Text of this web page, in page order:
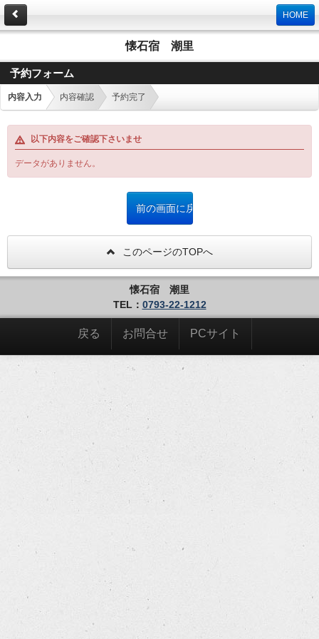
HOME
懐石宿 潮里
予約フォーム
内容入力 内容確認 予約完了
以下内容をご確認下さいませ
データがありません。
このページのTOPへ
懐石宿 潮里
TEL： 0793-22-1212
戻る お問合せ PCサイト